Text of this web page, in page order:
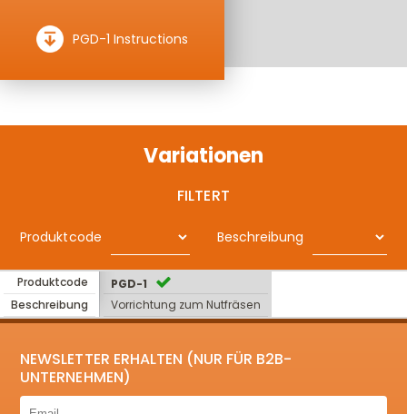
PGD-1 Instructions
Variationen
FILTERT
Produktcode Beschreibung
Produktcode
Beschreibung
PGD-1
Vorrichtung zum Nutfräsen
NEWSLETTER ERHALTEN (NUR FÜR B2B-
UNTERNEHMEN)